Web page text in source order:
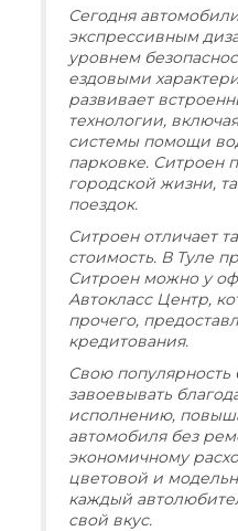
Сегодня
экспрессивным
уровнем
ездовыми
развивает
технологии,
системы помощи
парковке. Ситроен
городской жизни,
поездок.
Ситроен отличает
стоимость. В Туле
Ситроен можно у
Автокласс Центр,
прочего,
кредитования.
Свою
завоевывать
исполнению,
автомобиля без
экономичному
цветовой и
каждый
свой вкус.